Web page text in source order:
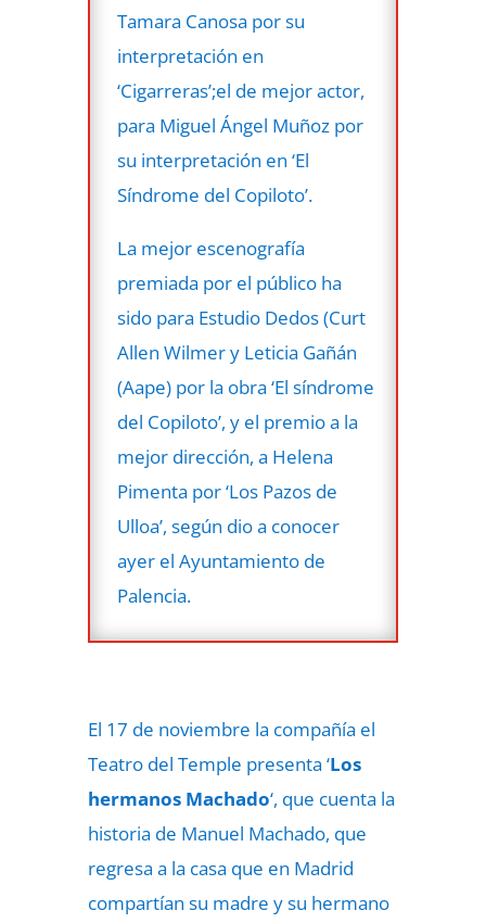
Tamara Canosa por su
interpretación en
‘Cigarreras’;el de mejor actor,
para Miguel Ángel Muñoz por
su interpretación en ‘El
Síndrome del Copiloto’.
La mejor escenografía
premiada por el público ha
sido para Estudio Dedos (Curt
Allen Wilmer y Leticia Gañán
(Aape) por la obra ‘El síndrome
del Copiloto’, y el premio a la
mejor dirección, a Helena
Pimenta por ‘Los Pazos de
Ulloa’, según dio a conocer
ayer el Ayuntamiento de
Palencia.
El 17 de noviembre la compañía el
Teatro del Temple presenta ‘Los
hermanos Machado‘, que cuenta la
historia de Manuel Machado, que
regresa a la casa que en Madrid
compartían su madre y su hermano